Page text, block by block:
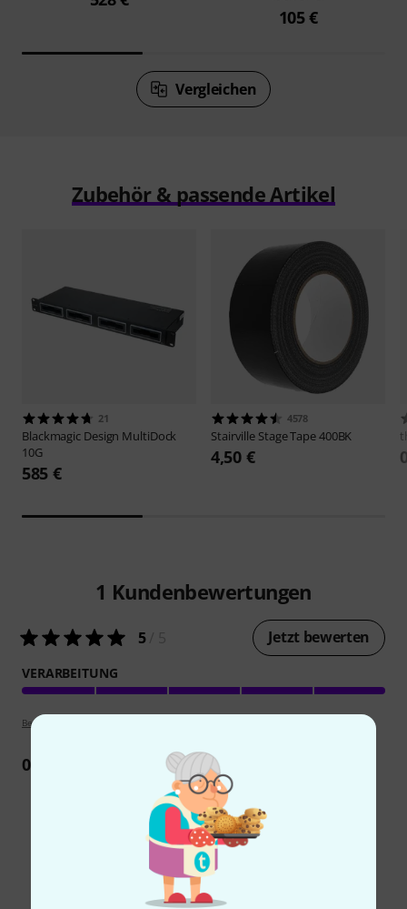
105 €
Vergleichen
Zubehör & passende Artikel
21
Blackmagic Design MultiDock
10G
585 €
4578
Stairville Stage Tape 400BK
4,50 €
1 Kundenbewertungen
5/ 5 Jetzt bewerten
VERARBEITUNG
Bewertungsrichtlinien
0Rezension
Schon gewusst?
Videos